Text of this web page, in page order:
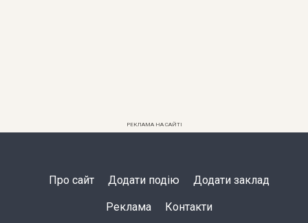
РЕКЛАМА НА САЙТІ
Про сайт Додати подію Додати заклад
Реклама Контакти